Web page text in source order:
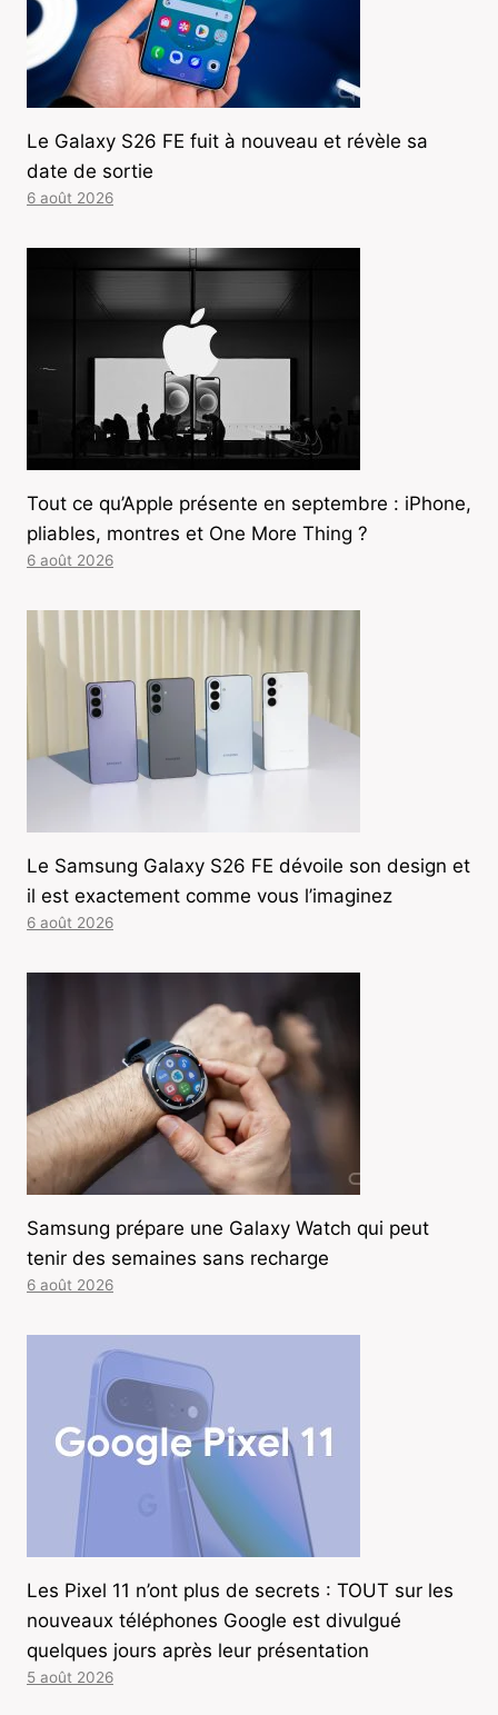
Le Galaxy S26 FE fuit à nouveau et révèle sa
date de sortie
6 août 2026
Tout ce qu’Apple présente en septembre : iPhone,
pliables, montres et One More Thing ?
6 août 2026
Le Samsung Galaxy S26 FE dévoile son design et
il est exactement comme vous l’imaginez
6 août 2026
Samsung prépare une Galaxy Watch qui peut
tenir des semaines sans recharge
6 août 2026
Les Pixel 11 n’ont plus de secrets : TOUT sur les
nouveaux téléphones Google est divulgué
quelques jours après leur présentation
5 août 2026